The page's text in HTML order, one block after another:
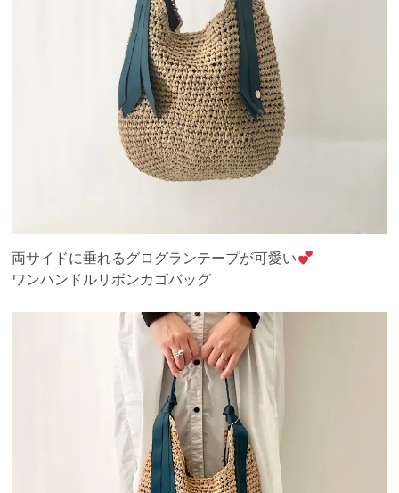
両サイドに垂れるグログランテープが可愛い
ワンハンドルリボンカゴバッグ